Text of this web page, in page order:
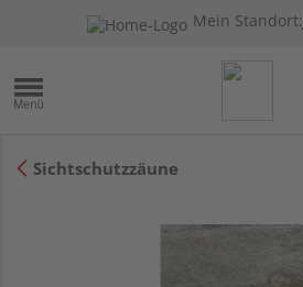
Mein Standort:
Sichtschutzzäune